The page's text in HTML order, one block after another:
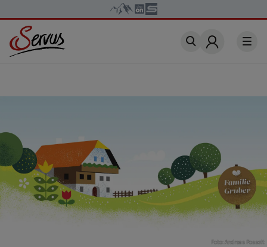
Account
Foto: Andreas Posselt